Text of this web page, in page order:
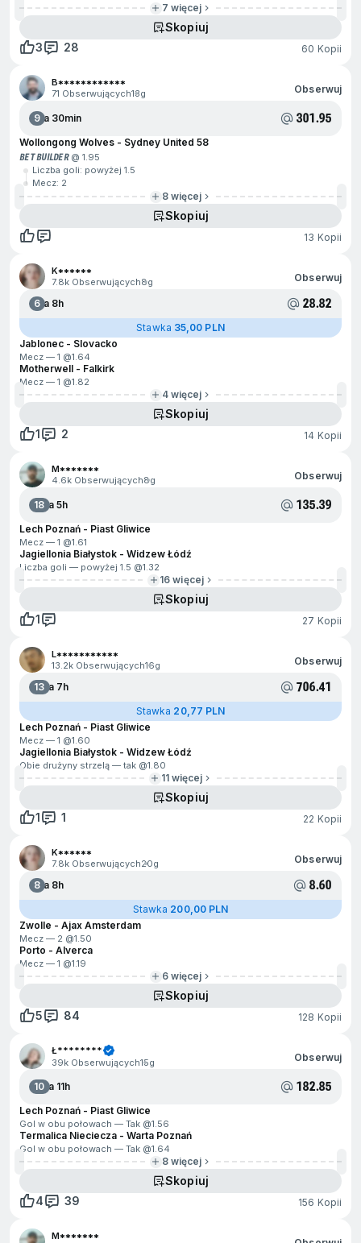
7 więcej
Skopiuj
3
28 60 Kopii
B************
71 Obserwujących13g Obserwuj
9Za 30min 301.95
Wollongong Wolves - Sydney United 58
BET BUILDER@ 1.95
Liczba goli: powyżej 1.5
Mecz: 2
8 więcej
Skopiuj
13 Kopii
K******
7.8k Obserwujących8g Obserwuj
6Za 8h 28.82
Stawka 35,00 PLN
Jablonec - Slovacko
Mecz — 1 @1.64
Motherwell - Falkirk
Mecz — 1 @1.82
4 więcej
Skopiuj
1
2 14 Kopii
M*******
4.6k Obserwujących8g Obserwuj
18Za 5h 135.39
Lech Poznań - Piast Gliwice
Mecz — 1 @1.61
Jagiellonia Białystok - Widzew Łódź
Liczba goli — powyżej 1.5 @1.32
16 więcej
Skopiuj
1
27 Kopii
L***********
13.2k Obserwujących16g Obserwuj
13Za 7h 706.41
Stawka 20,77 PLN
Lech Poznań - Piast Gliwice
Mecz — 1 @1.60
Jagiellonia Białystok - Widzew Łódź
Obie drużyny strzelą — tak @1.80
11 więcej
Skopiuj
1
1 22 Kopii
K******
7.8k Obserwujących20g Obserwuj
8Za 8h 8.60
Stawka 200,00 PLN
Zwolle - Ajax Amsterdam
Mecz — 2 @1.50
Porto - Alverca
Mecz — 1 @1.19
6 więcej
Skopiuj
5
84 128 Kopii
Ł********
39k Obserwujących15g Obserwuj
10Za 11h 182.85
Lech Poznań - Piast Gliwice
Gol w obu połowach — Tak @1.56
Termalica Nieciecza - Warta Poznań
Gol w obu połowach — Tak @1.64
8 więcej
Skopiuj
4
39 156 Kopii
M*******